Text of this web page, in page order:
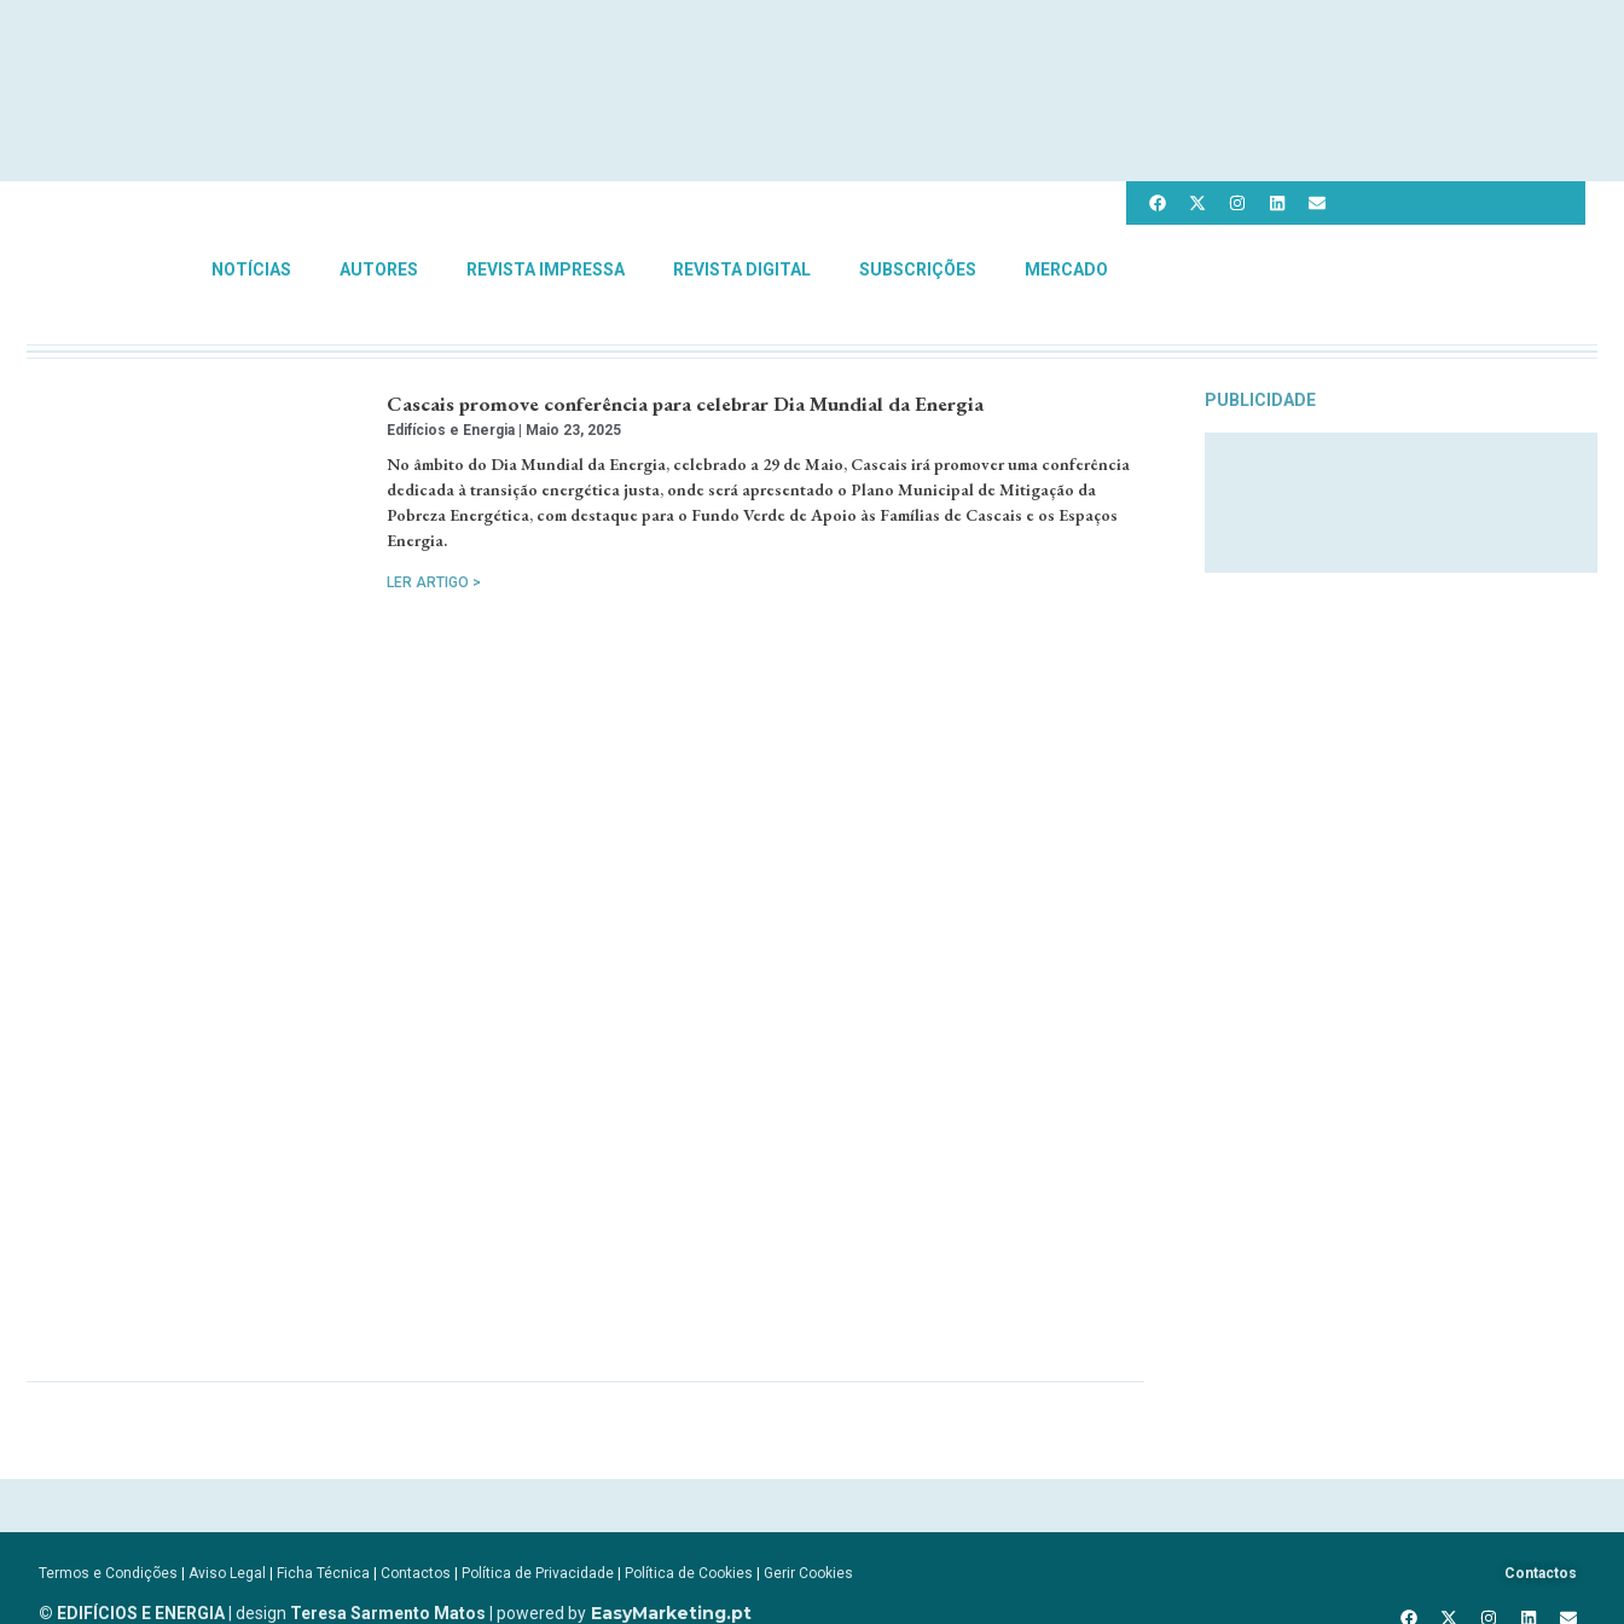
NOTÍCIAS AUTORES REVISTA IMPRESSA REVISTA DIGITAL SUBSCRIÇÕES MERCADO
Cascais promove conferência para celebrar Dia Mundial da Energia
Edifícios e Energia Maio 23, 2025
No âmbito do Dia Mundial da Energia, celebrado a 29 de Maio, Cascais irá promover uma conferência
dedicada à transição energética justa, onde será apresentado o Plano Municipal de Mitigação da
Pobreza Energética, com destaque para o Fundo Verde de Apoio às Famílias de Cascais e os Espaços
Energia.
LER ARTIGO >
PUBLICIDADE
Termos e Condições | Aviso Legal | Ficha Técnica | Contactos | Política de Privacidade | Política de Cookies | Gerir Cookies
© EDIFÍCIOS E ENERGIA| design Teresa Sarmento Matos | powered by EasyMarketing.pt
Contactos